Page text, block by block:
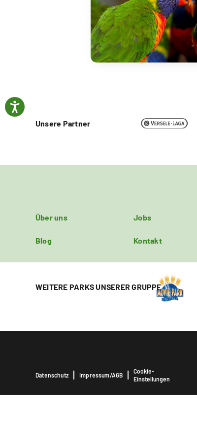
Unsere Partner
Über uns Jobs
Blog Kontakt
WEITERE PARKS UNSERER GRUPPE
Datenschutz Impressum/AGB
Cookie-
Einstellungen